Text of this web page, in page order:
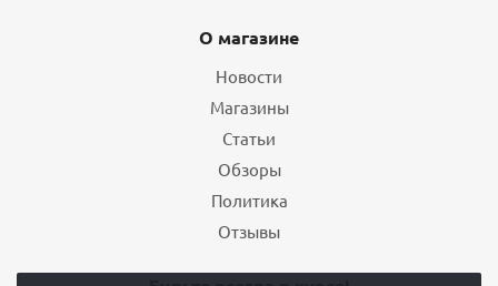
О магазине
Новости
Магазины
Статьи
Обзоры
Политика
Отзывы